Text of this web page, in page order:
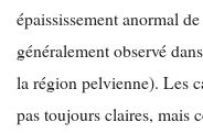
épaississement anormal
généralement observé
la région pelvienne). Les
pas toujours claires, mais